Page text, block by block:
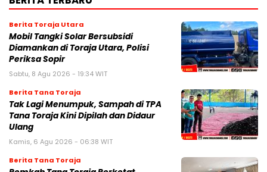
Berita Toraja Utara
Mobil Tangki Solar Bersubsidi
Diamankan di Toraja Utara, Polisi
Periksa Sopir
Sabtu, 8 Agu 2026 - 19:34 WIT
Berita Tana Toraja
Tak Lagi Menumpuk, Sampah di TPA
Tana Toraja Kini Dipilah dan Didaur
Ulang
Kamis, 6 Agu 2026 - 06:38 WIT
Berita Tana Toraja